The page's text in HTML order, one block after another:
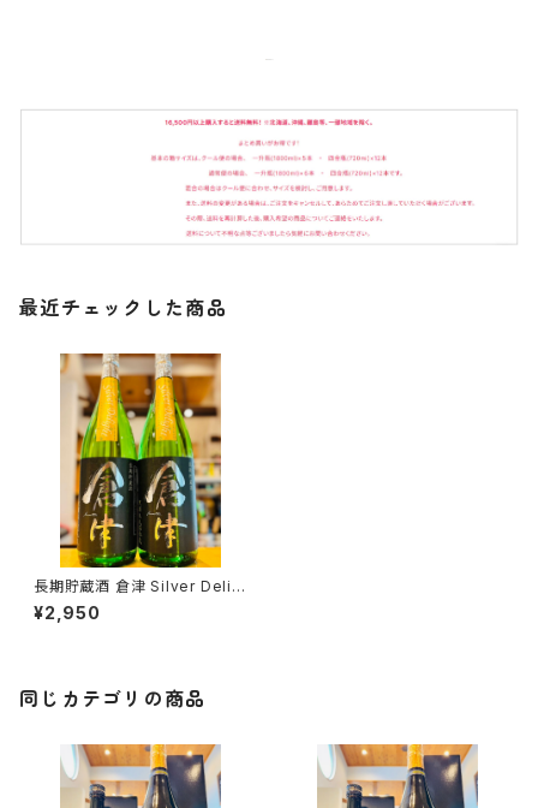
最近チェックした商品
長期貯蔵酒 倉津 Silver Delig
ht 1800ml１本（鹿児島酒造株
式会社・鹿児島県阿久根市栄
¥2,950
同じカテゴリの商品